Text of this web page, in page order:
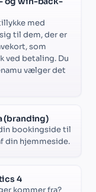
med
til dem, der er
som
ved betaling. Du
vælger det
(branding)
bookingside til
din hjemmeside.
4
kommer fra?